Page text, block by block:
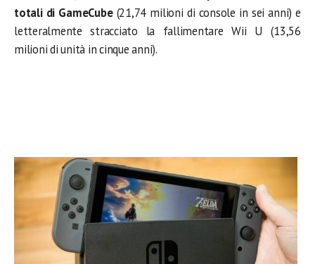
totali di GameCube(21,74 milioni di console in sei anni) e
letteralmente stracciato la fallimentare Wii U (13,56
milioni di unità in cinque anni).